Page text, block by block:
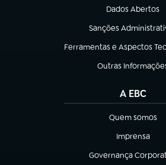
Dados Abertos
(abre em nova
Sanções
(abre em nova aba)
Ferramentas e Aspectos
(abre em nova aba)
Outras
(abre em nova aba)
A EBC
Quem somos
(abre em nova
Imprensa
(abre em nova
Governança
(abre em nova aba)